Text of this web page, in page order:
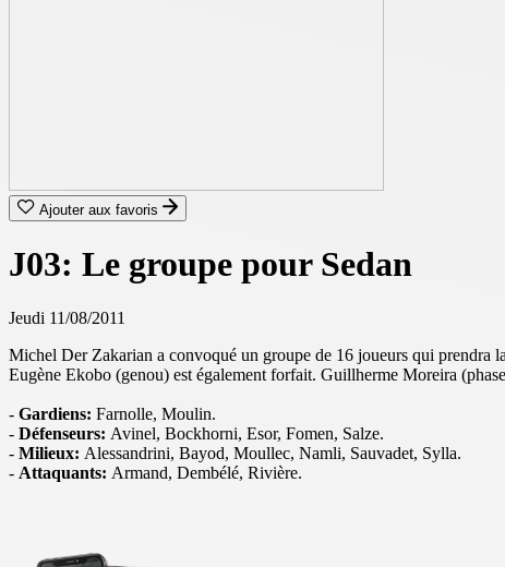
Ajouter aux favoris
J03: Le groupe pour Sedan
Jeudi 11/08/2011
Michel Der Zakarian a convoqué un groupe de 16 joueurs qui prendra
Eugène Ekobo (genou) est également forfait. Guillherme Moreira
- Gardiens: Farnolle, Moulin.
- Défenseurs: Avinel, Bockhorni, Esor, Fomen, Salze.
- Milieux: Alessandrini, Bayod, Moullec, Namli, Sauvadet, Sylla.
- Attaquants: Armand, Dembélé, Rivière.